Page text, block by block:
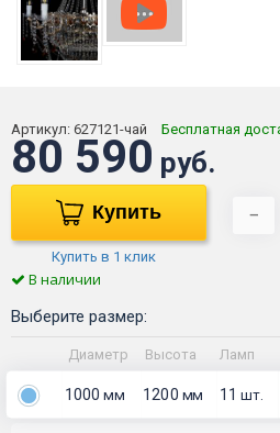
Артикул: 627121-чай Бесплатная
80 590 руб.
Купить
Купить в 1 клик
−
В наличии
Выберите размер:
Диаметр Высота Ламп
1000мм 1200 мм 11 шт.